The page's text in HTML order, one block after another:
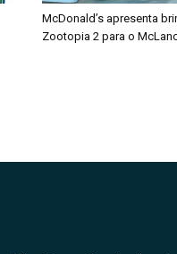
McDonald’s apresenta
Zootopia 2 para o